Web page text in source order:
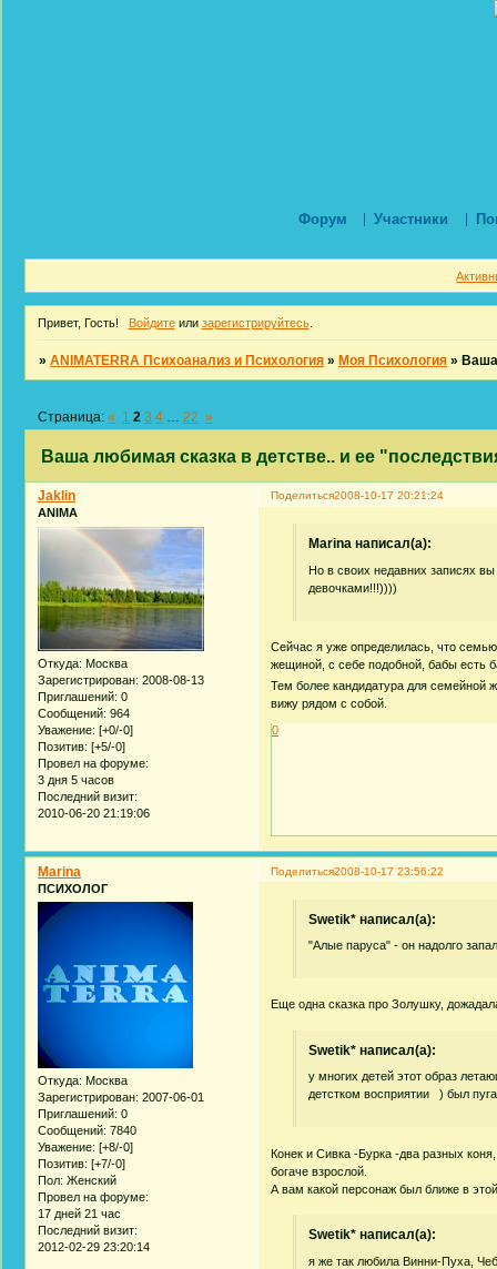
Форум Участники
Привет, Гость! Войдитеили зарегистрируйтесь.
»ANIMATERRA Психоанализ и Психология » Моя Психология »
Ваша любимая сказка в детстве.. и ее
Страница:« 1 2 3 4 22 »
Поделиться2008-10-17 20:21:24
Jaklin
ANIMA
Откуда: Москва
Зарегистрирован: 2008-08-13
Приглашений: 0
Сообщений: 964
Уважение: [+0/-0]
Позитив: [+5/-0]
Провел на форуме:
3 дня 5 часов
Последний визит:
2010-06-20 21:19:06
Marina написал(а):
Но в своих недавних записях
девочками!!!))))
Сейчас я уже определилась, что
жещиной, с себе подобной, бабы есть
Тем более кандидатура для семейной
вижу рядом с собой.
0
Поделиться2008-10-17 23:56:22
Marina
ПСИХОЛОГ
Откуда: Москва
Зарегистрирован: 2007-06-01
Приглашений: 0
Сообщений: 7840
Уважение: [+8/-0]
Позитив: [+7/-0]
Пол: Женский
Провел на форуме:
17 дней 21 час
Последний визит:
2012-02-29 23:20:14
Swetik* написал(а):
"Алые паруса" - он надолго
Еще одна сказка про Золушку,
Swetik* написал(а):
у многих детей этот образ
детстком восприятии ) был
Конек и Сивка -Бурка -два разных
богаче взрослой.
А вам какой персонаж был ближе в
Swetik* написал(а):
я же так любила Винни-Пуха,